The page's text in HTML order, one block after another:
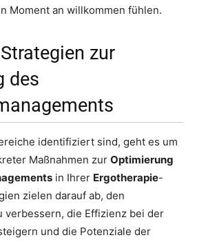
Moment an willkommen fühlen.
zur
des
identifiziert sind, geht es um
Maßnahmen zur Optimierung
in Ihrer Ergotherapie-
zielen darauf ab, den
verbessern, die Effizienz bei der
und die Potenziale der